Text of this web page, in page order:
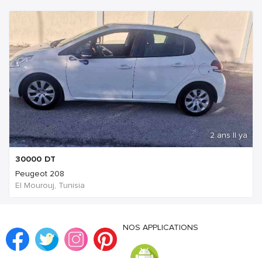
2 ans Il ya
30000 DT
Peugeot 208
El Mourouj, Tunisia
NOS APPLICATIONS